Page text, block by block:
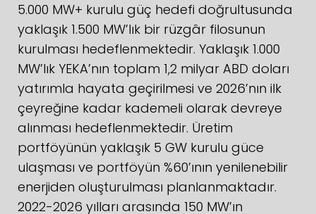
5.000 MW+ kurulu güç hedefi doğrultusunda
yaklaşık 1.500 MW’lık bir rüzgâr filosunun
kurulması hedeflenmektedir. Yaklaşık 1.000
MW’lık YEKA’nın toplam 1,2 milyar ABD doları
yatırımla hayata geçirilmesi ve 2026’nın ilk
çeyreğine kadar kademeli olarak devreye
alınması hedeflenmektedir. Üretim
portföyünün yaklaşık 5 GW kurulu güce
ulaşması ve portföyün %60’ının yenilenebilir
enerjiden oluşturulması planlanmaktadır.
2022-2026 yılları arasında 150 MW’ın